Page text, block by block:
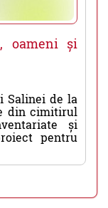
oameni și
Salinei de la
din cimitirul
și
pentru